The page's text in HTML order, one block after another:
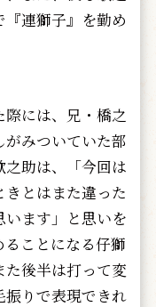
連獅子』を勤め
には、兄・橋之
みついていた部
助は、「今回は
とはまた違った
います」と思いを
ことになる仔獅
後半は打って変
振りで表現できれ